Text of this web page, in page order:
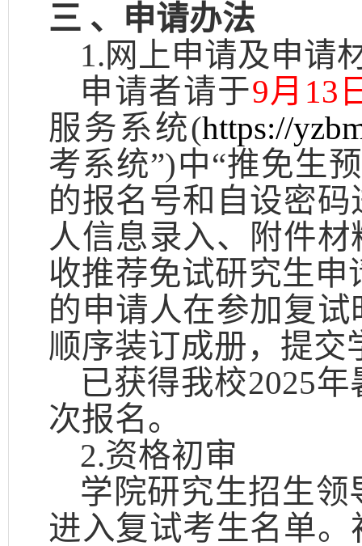
三 、申请办法
1.网上申请及申请
申请者请于9月13
服务系统(https://
考系统”)中“推免生
的报名号和自设密
人信息录入、附件
收推荐免试研究生
的申请人在参加复
顺序装订成册，提交
已获得我校2025年
次报名。
2.资格初审
学院研究生招生
进入复试考生名单